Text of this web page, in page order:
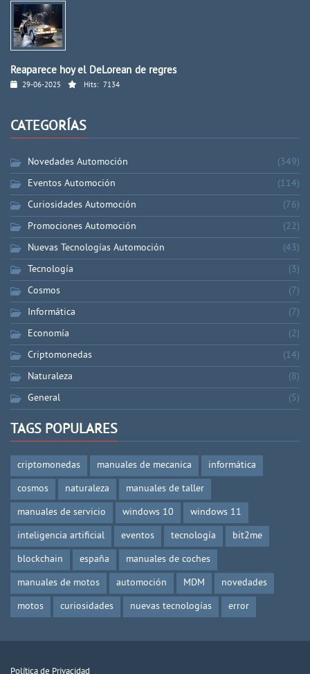
Reaparece hoy el DeLorean de regres
29-06-2025 Hits: 7134
CATEGORÍAS
Novedades Automoción
(349)
Eventos Automoción
(114)
Curiosidades Automoción
(76)
Promociones Automoción
(22)
Nuevas Tecnologías Automoción
(43)
Tecnología
(3)
Cosmos
(7)
Informática
(7)
Economía
(2)
Criptomonedas
(14)
Naturaleza
(8)
General
(5)
TAGS POPULARES
criptomonedas manuales de mecanica
informática
cosmos
naturaleza
manuales de taller
manuales de servicio
windows 10
windows 11
inteligencia artificial
eventos tecnología
bit2me
blockchain
españa
manuales de coches
manuales de motos
automoción MDM
novedades
motos
curiosidades nuevas tecnologías error